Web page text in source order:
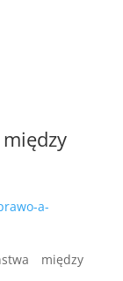
a-
między